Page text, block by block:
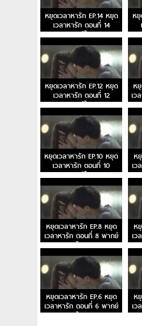
หยุดเวลาหารัก EP.14 หยุด
เวลาหารัก ตอนที่ 14
พากย์ไทย
หยุ
หยุดเวลาหารัก EP.12 หยุด
เวลาหารัก ตอนที่ 12
พากย์ไทย
ห
เว
หยุดเวลาหารัก EP.10 หยุด
เวลาหารัก ตอนที่ 10
พากย์ไทย
ห
เ
หยุดเวลาหารัก EP.8 หยุด
เวลาหารัก ตอนที่ 8 พากย์
ไทย
ห
เ
หยุดเวลาหารัก EP.6 หยุด
เวลาหารัก ตอนที่ 6 พากย์
ไทย
ห
เ